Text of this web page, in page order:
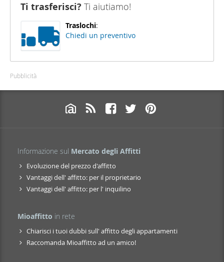
Ti trasferisci? Ti aiutiamo!
Traslochi:
Chiedi un preventivo
Pubblicità
Informazione sul Mercato degli Affitti
Evoluzione del prezzo d'affitto
Vantaggi dell' affitto: per il proprietario
Vantaggi dell' affitto: per l' inquilino
Mioaffitto in rete
Chiarisci i tuoi dubbi sull' affitto degli appartamenti
Raccomanda Mioaffitto ad un amico!